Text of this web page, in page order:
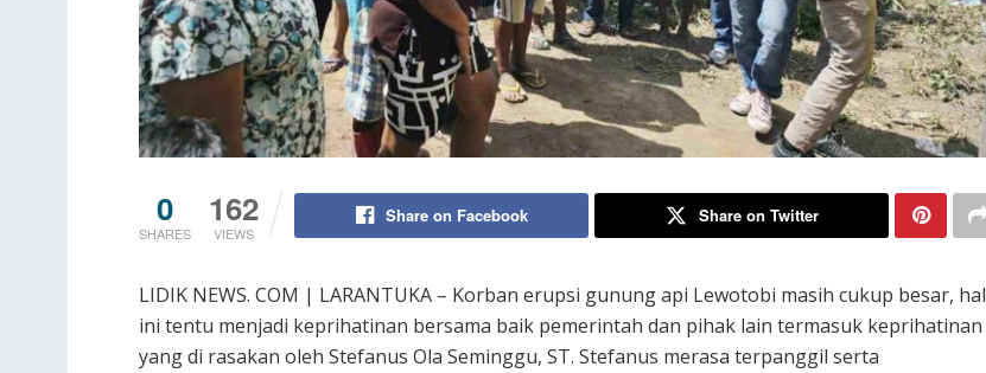
0
SHARES
162
VIEWS
Share on Facebook Share on Twitter
LIDIK NEWS. COM | LARANTUKA – Korban erupsi gunung api Lewotobi masih cukup besar, hal
ini tentu menjadi keprihatinan bersama baik pemerintah dan pihak lain termasuk keprihatinan
yang di rasakan oleh Stefanus Ola Seminggu, ST. Stefanus merasa terpanggil serta